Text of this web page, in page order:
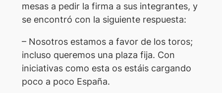
mesas a pedir la firma a sus integrantes, y
se encontró con la siguiente respuesta:
– Nosotros estamos a favor de los toros;
incluso queremos una plaza fija. Con
iniciativas como esta os estáis cargando
poco a poco España.